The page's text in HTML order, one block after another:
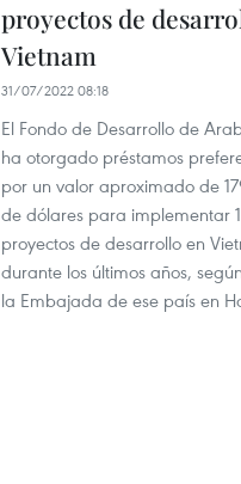
proyectos de
Vietnam
31/07/2022 08:18
El Fondo de Desarrollo de
ha otorgado préstamos
por un valor aproximado de
de dólares para implementar
proyectos de desarrollo en
durante los últimos años,
la Embajada de ese país en